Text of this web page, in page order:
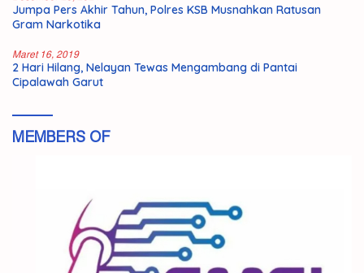
Jumpa Pers Akhir Tahun, Polres KSB Musnahkan Ratusan
Gram Narkotika
Maret 16, 2019
2 Hari Hilang, Nelayan Tewas Mengambang di Pantai
Cipalawah Garut
MEMBERS OF